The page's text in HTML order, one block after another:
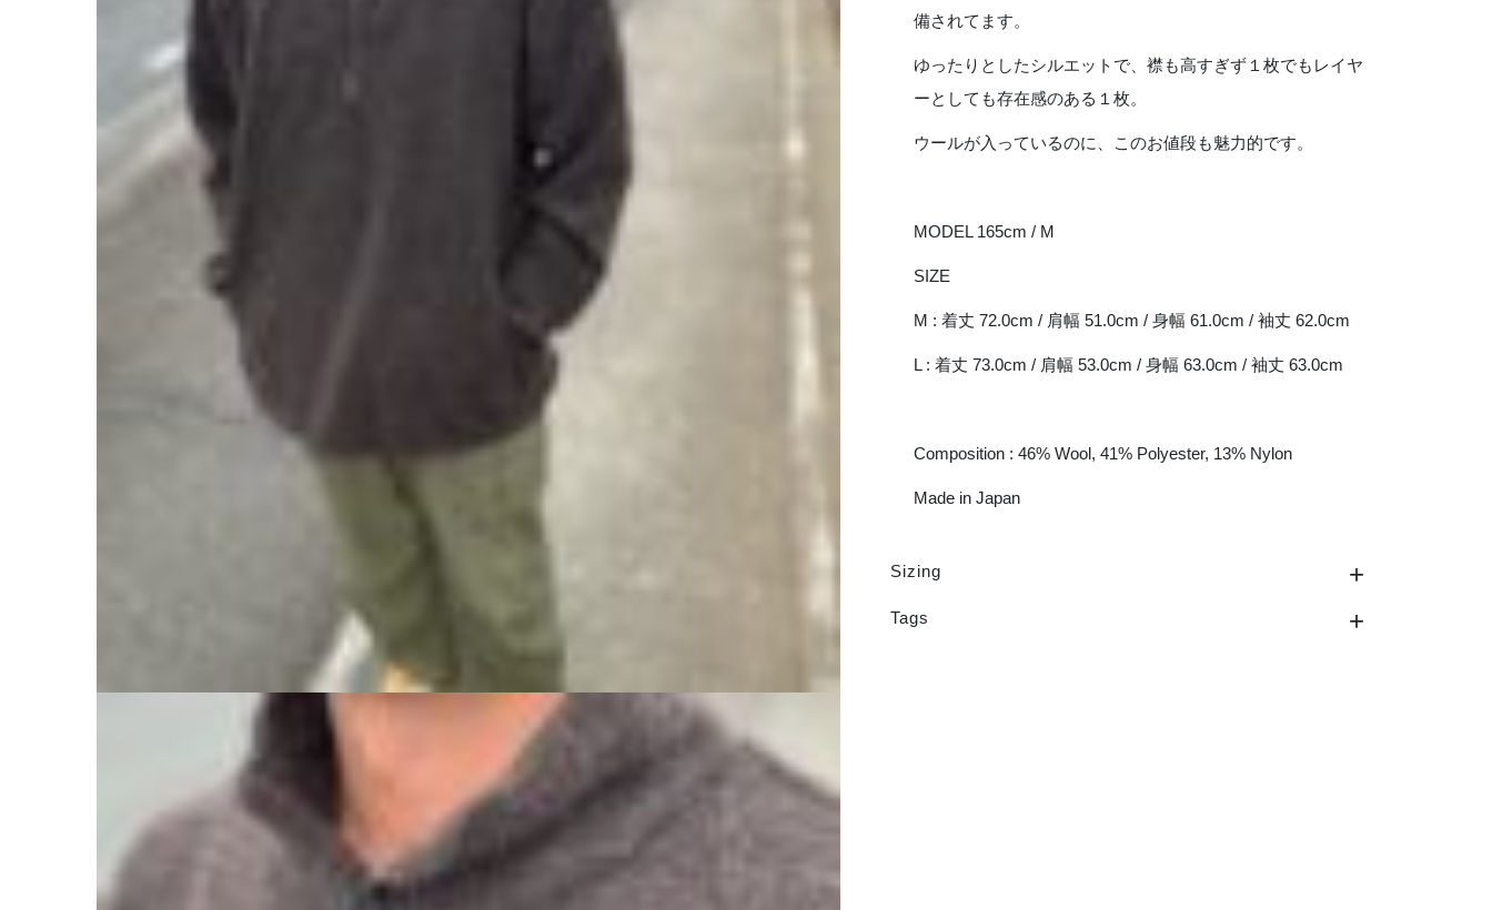
備されてます。
ゆったりとしたシルエットで、襟も高すぎず１枚でもレイヤ
ーとしても存在感のある１枚。
ウールが入っているのに、このお値段も魅力的です。
MODEL 165cm / M
SIZE
M : 着丈 72.0cm / 肩幅 51.0cm / 身幅 61.0cm / 袖丈 62.0cm
L : 着丈 73.0cm / 肩幅 53.0cm / 身幅 63.0cm / 袖丈 63.0cm
Composition : 46% Wool, 41% Polyester, 13% Nylon
Made in Japan
Sizing
Tags